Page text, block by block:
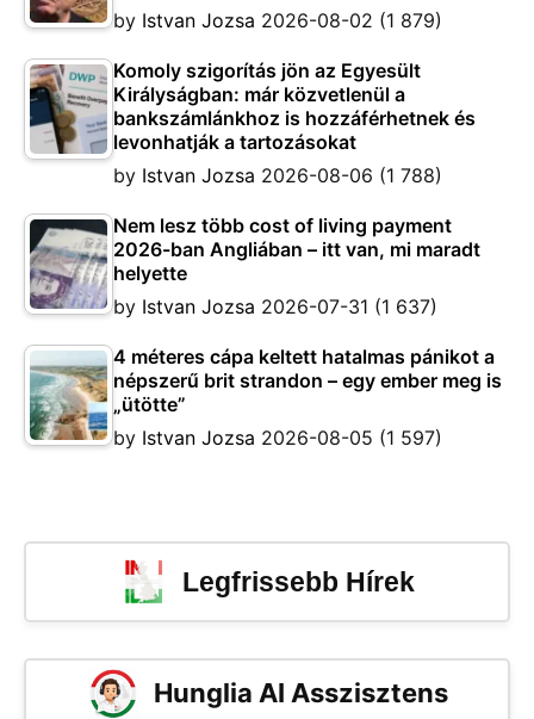
by Istvan Jozsa 2026-08-02 (1 879)
Komoly szigorítás jön az Egyesült
Királyságban: már közvetlenül a
bankszámlánkhoz is hozzáférhetnek és
levonhatják a tartozásokat
by Istvan Jozsa 2026-08-06 (1 788)
Nem lesz több cost of living payment
2026-ban Angliában – itt van, mi maradt
helyette
by Istvan Jozsa 2026-07-31 (1 637)
4 méteres cápa keltett hatalmas pánikot a
népszerű brit strandon – egy ember meg is
„ütötte”
by Istvan Jozsa 2026-08-05 (1 597)
Legfrissebb Hírek
Hunglia AI Asszisztens